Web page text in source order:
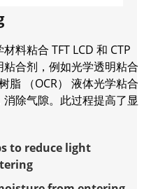
料粘合 TFT LCD 和 CTP
合剂，例如光学透明粘合
脂 （OCR） 液体光学粘合
除气隙。此过程提高了显
to reduce light